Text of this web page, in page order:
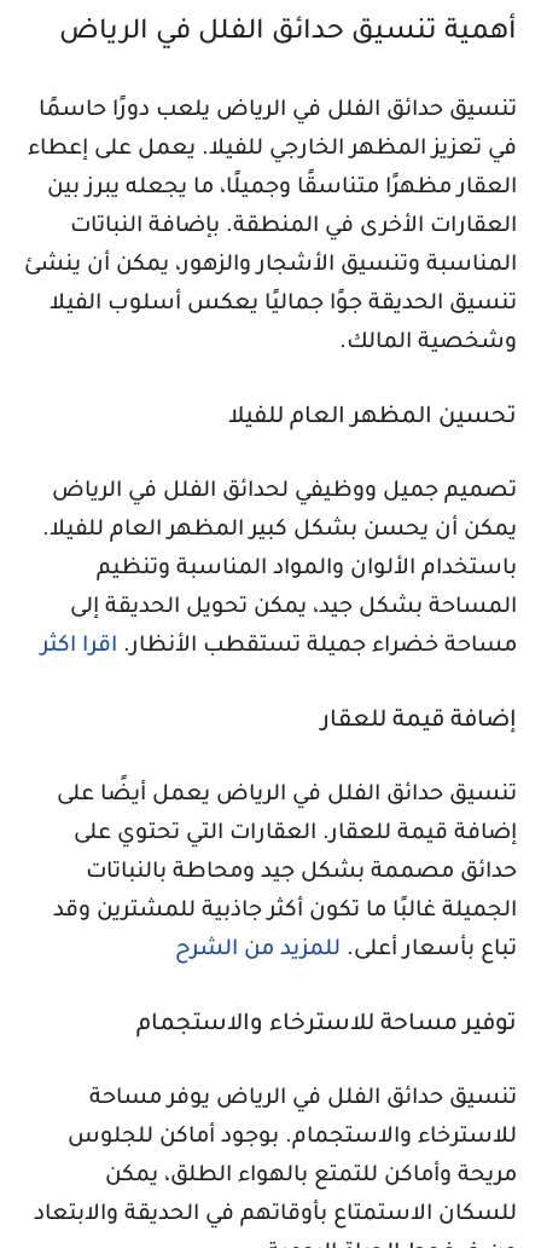
أهمية تنسيق حدائق الفلل في الرياض
تنسيق حدائق الفلل في الرياض يلعب دورًا حاسمًا
في تعزيز المظهر الخارجي للفيلا. يعمل على إعطاء
العقار مظهرًا متناسقًا وجميلًا، ما يجعله يبرز بين
العقارات الأخرى في المنطقة. بإضافة النباتات
المناسبة وتنسيق الأشجار والزهور، يمكن أن ينشئ
تنسيق الحديقة جوًا جماليًا يعكس أسلوب الفيلا
وشخصية المالك.
تحسين المظهر العام للفيلا
تصميم جميل ووظيفي لحدائق الفلل في الرياض
يمكن أن يحسن بشكل كبير المظهر العام للفيلا.
باستخدام الألوان والمواد المناسبة وتنظيم
المساحة بشكل جيد، يمكن تحويل الحديقة إلى
مساحة خضراء جميلة تستقطب الأنظار. اقرا اكثر
إضافة قيمة للعقار
تنسيق حدائق الفلل في الرياض يعمل أيضًا على
إضافة قيمة للعقار. العقارات التي تحتوي على
حدائق مصممة بشكل جيد ومحاطة بالنباتات
الجميلة غالبًا ما تكون أكثر جاذبية للمشترين وقد
تباع بأسعار أعلى. للمزيد من الشرح
توفير مساحة للاسترخاء والاستجمام
تنسيق حدائق الفلل في الرياض يوفر مساحة
للاسترخاء والاستجمام. بوجود أماكن للجلوس
مريحة وأماكن للتمتع بالهواء الطلق، يمكن
للسكان الاستمتاع بأوقاتهم في الحديقة والابتعاد